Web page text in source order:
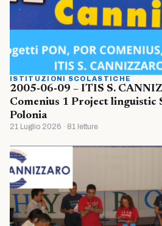
ISTITUZIONI SCOLASTICHE
2005-06-09 – ITIS S.
Comenius 1 Project linguistic
Polonia
21 Luglio 2026 · 81 letture